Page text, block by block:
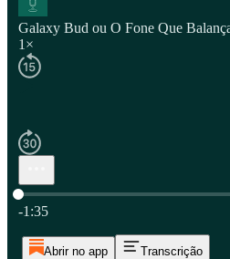
Galaxy Bud ou O Fone Que
1×
Hora atual: 0:00 / Tempo total: -1:35
-1:35
Abrir no app Transcrição